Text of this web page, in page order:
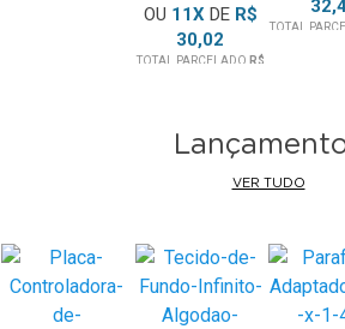
OU 11XDE R$
30,02
TOTAL PARCELADO R$
TOTAL
VER TUDO